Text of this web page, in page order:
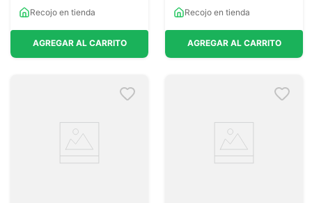
Recojo en tienda
AGREGAR AL CARRITO
Recojo en tienda
AGREGAR AL CARRITO